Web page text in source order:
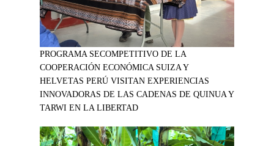
PROGRAMA SECOMPETITIVO DE LA
COOPERACIÓN ECONÓMICA SUIZA Y
HELVETAS PERÚ VISITAN EXPERIENCIAS
INNOVADORAS DE LAS CADENAS DE QUINUA Y
TARWI EN LA LIBERTAD